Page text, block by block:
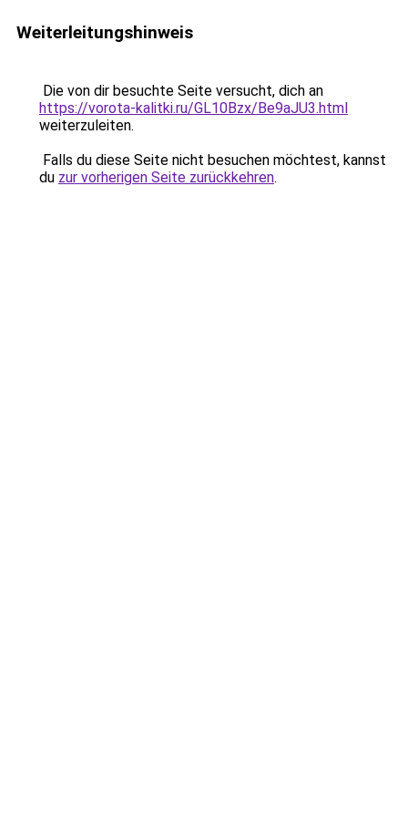
Weiterleitungshinweis
Die von dir besuchte Seite versucht, dich an
https://vorota-kalitki.ru/GL10Bzx/Be9aJU3.html
weiterzuleiten.
Falls du diese Seite nicht besuchen möchtest, kannst
du zur vorherigen Seite zurückkehren.